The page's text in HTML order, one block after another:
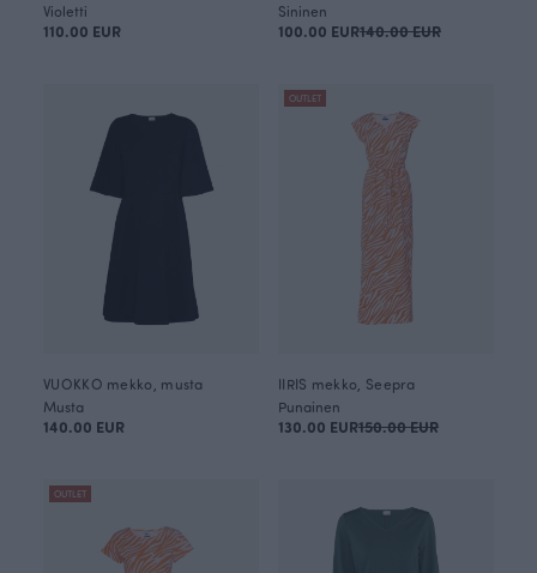
Violetti
110.00 EUR
Sininen
100.00 EUR140.00 EUR
VUOKKO mekko, musta
Musta
140.00 EUR
OUTLET
IIRIS mekko, Seepra
Punainen
130.00 EUR150.00 EUR
OUTLET